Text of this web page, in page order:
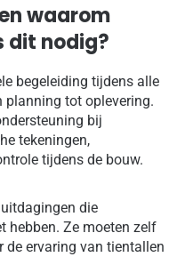
waarom
dit nodig?
begeleiding tijdens alle
planning tot oplevering.
bij
tekeningen,
tijdens de bouw.
die
hebben. Ze moeten zelf
de ervaring van tientallen